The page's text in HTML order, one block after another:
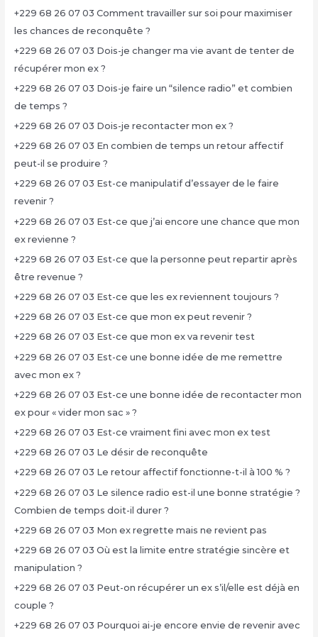
+229 68 26 07 03 Comment travailler sur soi pour maximiser
les chances de reconquête ?
+229 68 26 07 03 Dois-je changer ma vie avant de tenter de
récupérer mon ex ?
+229 68 26 07 03 Dois-je faire un “silence radio” et combien
de temps ?
+229 68 26 07 03 Dois-je recontacter mon ex ?
+229 68 26 07 03 En combien de temps un retour affectif
peut-il se produire ?
+229 68 26 07 03 Est-ce manipulatif d’essayer de le faire
revenir ?
+229 68 26 07 03 Est-ce que j’ai encore une chance que mon
ex revienne ?
+229 68 26 07 03 Est-ce que la personne peut repartir après
être revenue ?
+229 68 26 07 03 Est-ce que les ex reviennent toujours ?
+229 68 26 07 03 Est-ce que mon ex peut revenir ?
+229 68 26 07 03 Est-ce que mon ex va revenir test
+229 68 26 07 03 Est-ce une bonne idée de me remettre
avec mon ex ?
+229 68 26 07 03 Est-ce une bonne idée de recontacter mon
ex pour « vider mon sac » ?
+229 68 26 07 03 Est-ce vraiment fini avec mon ex test
+229 68 26 07 03 Le désir de reconquête
+229 68 26 07 03 Le retour affectif fonctionne-t-il à 100 % ?
+229 68 26 07 03 Le silence radio est-il une bonne stratégie ?
Combien de temps doit-il durer ?
+229 68 26 07 03 Mon ex regrette mais ne revient pas
+229 68 26 07 03 Où est la limite entre stratégie sincère et
manipulation ?
+229 68 26 07 03 Peut-on récupérer un ex s’il/elle est déjà en
couple ?
+229 68 26 07 03 Pourquoi ai-je encore envie de revenir avec